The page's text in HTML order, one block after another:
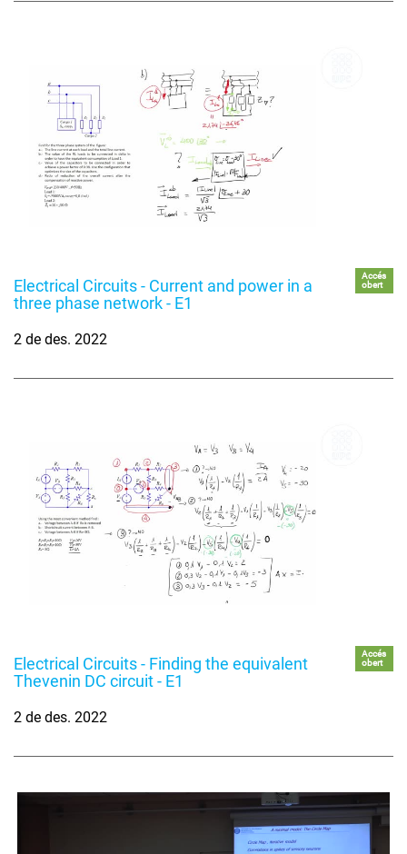
Electrical Circuits - Current and power in a
three phase network - E1
Accés
obert
2 de des. 2022
Electrical Circuits - Finding the equivalent
Thevenin DC circuit - E1
Accés
obert
2 de des. 2022